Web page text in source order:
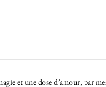
et une dose d’amour, par